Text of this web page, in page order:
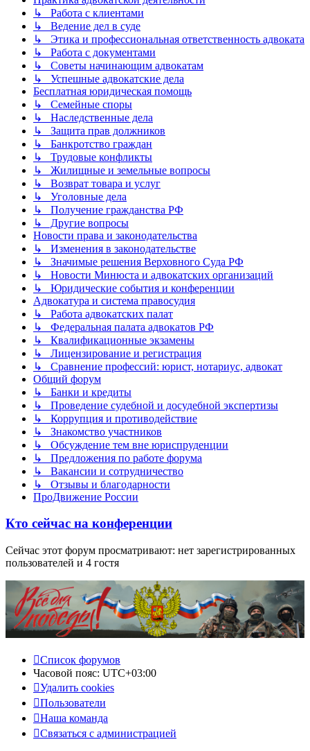
↳ Работа с клиентами
↳ Ведение дел в суде
↳ Этика и профессиональная ответственность адвоката
↳ Работа с документами
↳ Советы начинающим адвокатам
↳ Успешные адвокатские дела
Бесплатная юридическая помощь
↳ Семейные споры
↳ Наследственные дела
↳ Защита прав должников
↳ Банкротство граждан
↳ Трудовые конфликты
↳ Жилищные и земельные вопросы
↳ Возврат товара и услуг
↳ Уголовные дела
↳ Получение гражданства РФ
↳ Другие вопросы
Новости права и законодательства
↳ Изменения в законодательстве
↳ Значимые решения Верховного Суда РФ
↳ Новости Минюста и адвокатских организаций
↳ Юридические события и конференции
Адвокатура и система правосудия
↳ Работа адвокатских палат
↳ Федеральная палата адвокатов РФ
↳ Квалификационные экзамены
↳ Лицензирование и регистрация
↳ Сравнение профессий: юрист, нотариус, адвокат
Общий форум
↳ Банки и кредиты
↳ Проведение судебной и досудебной экспертизы
↳ Коррупция и противодействие
↳ Знакомство участников
↳ Обсуждение тем вне юриспруденции
↳ Предложения по работе форума
↳ Вакансии и сотрудничество
↳ Отзывы и благодарности
ПроДвижение России
Кто сейчас на конференции
Сейчас этот форум просматривают: нет зарегистрированных
пользователей и 4 гостя
Список форумов
Часовой пояс: UTC+03:00
Удалить cookies
Пользователи
Наша команда
Связаться с администрацией